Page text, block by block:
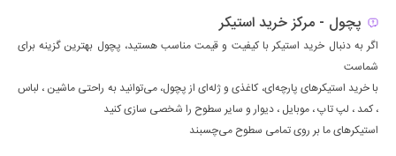
پچول - مرکز خرید استیکر
اگر به دنبال خرید استیکر با کیفیت و قیمت مناسب هستید، پچول بهترین گزینه برای
شماست
با خرید استیکرهای پارچه‌ای، کاغذی و ژله‌ای از پچول، می‌توانید به راحتی ماشين ، لباس
، كمد ، لپ تاپ ، موبايل ، ديوار و سایر سطوح را شخصی سازی کنید
استیکرهای ما بر روی تمامی سطوح می‌چسبند